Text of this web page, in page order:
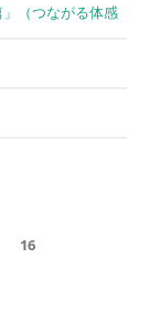
（つながる体感
16